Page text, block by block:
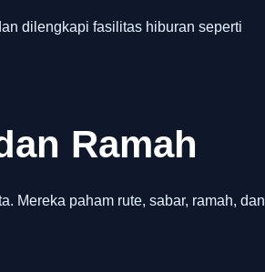
dilengkapi fasilitas hiburan seperti
Ramah
Mereka paham rute, sabar, ramah, dan